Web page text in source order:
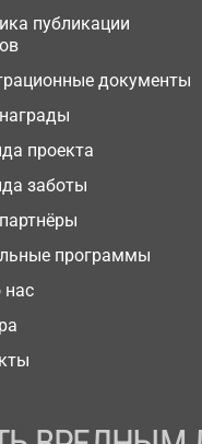
публикации
документы
проекта
заботы
программы